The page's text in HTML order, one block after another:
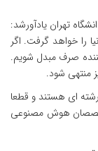
تهران یادآورشد:
خواهد گرفت. اگر
صرف مبدل شویم.
منتهی شود.
ای هستند و قطعا
متخصصان هوش مصنوعی